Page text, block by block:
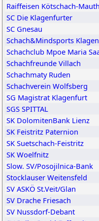
Raiffeisen Kötschach-
SC Die Klagenfurter
SC Gnesau
Schach&Mindsports
Schachclub Mpoe Maria
Schachfreunde Villach
Schachmaty Ruden
Schachverein Wolfsberg
SG Magistrat Klagenfurt
SGS SPITTAL
SK DolomitenBank Lienz
SK Feistritz Paternion
SK Suetschach-Feistritz
SK Woelfnitz
Slow. SV/Posojilnica-Bank
Stocklauser Weitensfeld
SV ASKÖ St.Veit/Glan
SV Drache Friesach
SV Nussdorf-Debant